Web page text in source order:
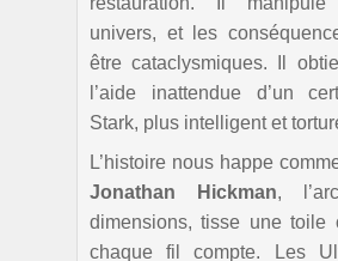
univers, et les
être cataclysmiques. Il
l’aide inattendue d’un
Stark, plus intelligent et
L’histoire nous happe
Jonathan Hickman,
dimensions, tisse une toile
chaque fil compte. Les